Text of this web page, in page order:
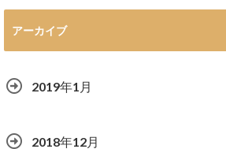
アーカイブ
2019年1月
2018年12月